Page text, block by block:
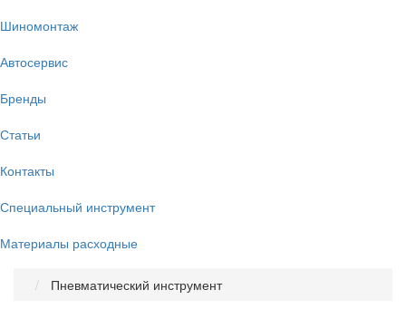
Шиномонтаж
Автосервис
Бренды
Статьи
Контакты
Специальный инструмент
Материалы расходные
Пневматический инструмент